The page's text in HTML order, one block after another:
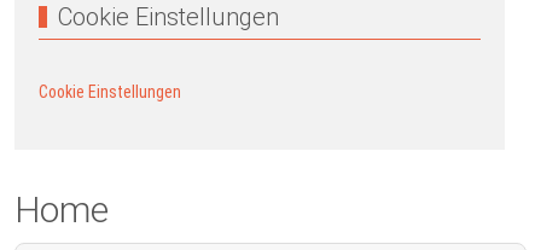
Cookie Einstellungen
Cookie Einstellungen
Home